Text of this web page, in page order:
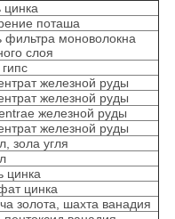
цинка
поташа
фильтра моноволокна
слоя
железной руды
железной руды
железной руды
железной руды
зола угля
цинка
цинка
золота, шахта ванадия